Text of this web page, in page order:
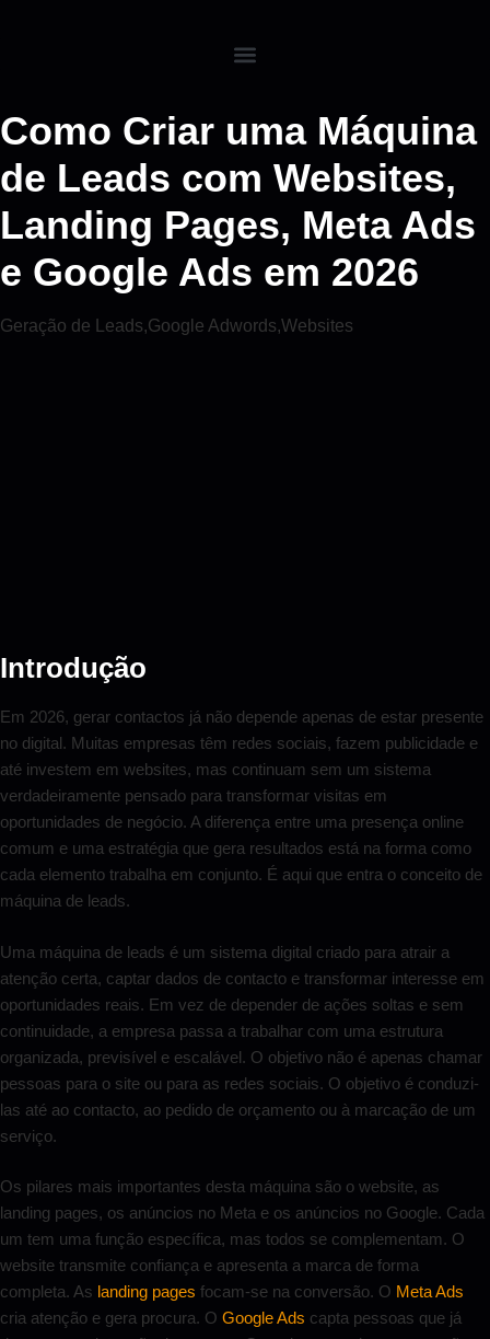
Como Criar uma Máquina
de Leads com Websites,
Landing Pages, Meta Ads
e Google Ads em 2026
Geração de Leads,Google Adwords,Websites
Introdução
Em 2026, gerar contactos já não depende apenas de estar presente
no digital. Muitas empresas têm redes sociais, fazem publicidade e
até investem em websites, mas continuam sem um sistema
verdadeiramente pensado para transformar visitas em
oportunidades de negócio. A diferença entre uma presença online
comum e uma estratégia que gera resultados está na forma como
cada elemento trabalha em conjunto. É aqui que entra o conceito de
máquina de leads.
Uma máquina de leads é um sistema digital criado para atrair a
atenção certa, captar dados de contacto e transformar interesse em
oportunidades reais. Em vez de depender de ações soltas e sem
continuidade, a empresa passa a trabalhar com uma estrutura
organizada, previsível e escalável. O objetivo não é apenas chamar
pessoas para o site ou para as redes sociais. O objetivo é conduzi-
las até ao contacto, ao pedido de orçamento ou à marcação de um
serviço.
Os pilares mais importantes desta máquina são o website, as
landing pages, os anúncios no Meta e os anúncios no Google. Cada
um tem uma função específica, mas todos se complementam. O
website transmite confiança e apresenta a marca de forma
completa. As landing pages focam-se na conversão. O Meta Ads
cria atenção e gera procura. O Google Ads capta pessoas que já